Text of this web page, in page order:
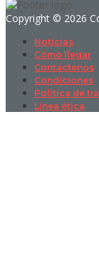
Copyright © 2026
Noticias
Cómo llegar
Contáctenos
Condiciones
Política de
Línea ética